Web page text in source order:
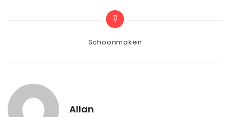
Categories
Schoonmaken
Allan